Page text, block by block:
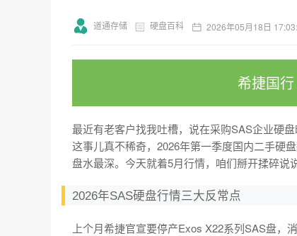
道通存储 硬盘百科 2026年05月18日
希捷国
最近有老客户找我吐槽，说在采购SAS企业硬
这事儿真不稀奇，2026年第一季度国内二手硬
盘水最深。今天就着5月行情，咱们掰开揉碎说
2026年SAS硬盘行情三大反常点
上个月希捷官宣要停产Exos X22系列SAS盘，